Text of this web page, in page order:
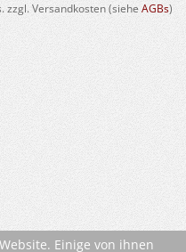
zzgl. Versandkosten (sieheAGBs)
Einige von ihnen